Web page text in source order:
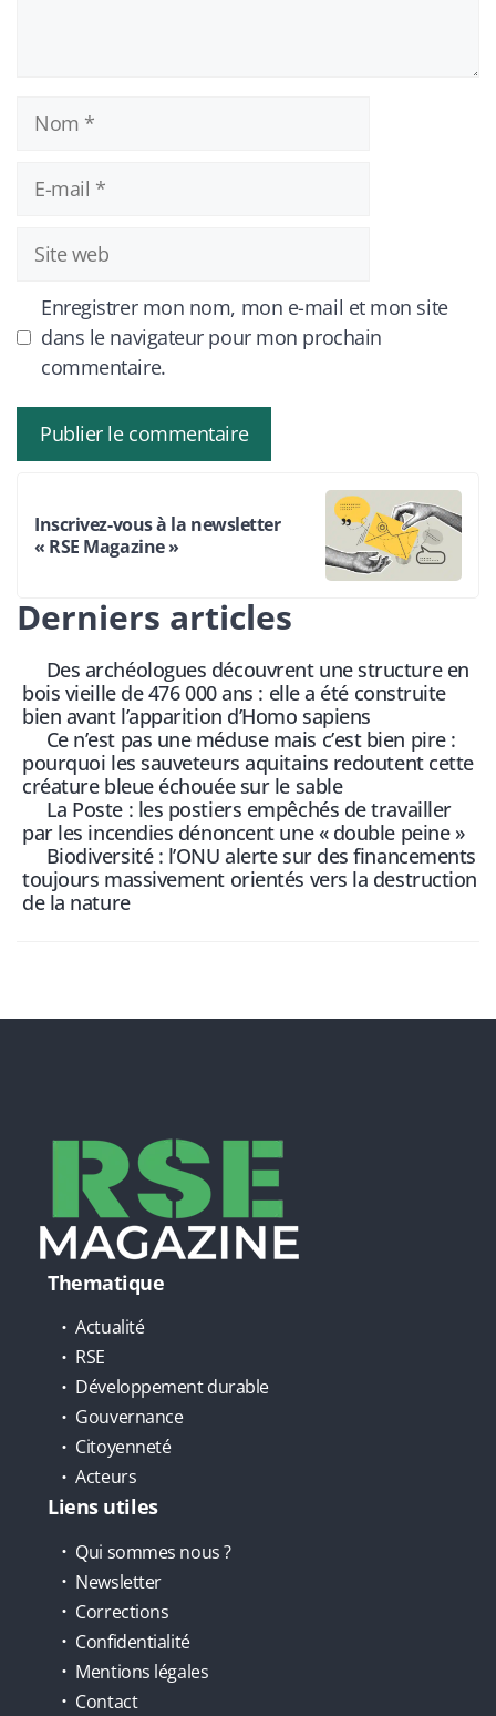
Nom
mail
Site
web
Enregistrer mon nom, mon e-mail et mon site
dans le navigateur pour mon prochain
commentaire.
Inscrivez-vous à la newsletter
« RSE Magazine »
Derniers articles
Des archéologues découvrent une structure en
bois vieille de 476 000 ans : elle a été construite
bien avant l’apparition d’Homo sapiens
Ce n’est pas une méduse mais c’est bien pire :
pourquoi les sauveteurs aquitains redoutent cette
créature bleue échouée sur le sable
La Poste : les postiers empêchés de travailler
par les incendies dénoncent une « double peine »
Biodiversité : l’ONU alerte sur des financements
toujours massivement orientés vers la destruction
de la nature
Thematique
Actualité
RSE
Développement durable
Gouvernance
Citoyenneté
Acteurs
Liens utiles
Qui sommes nous ?
Newsletter
Corrections
Confidentialité
Mentions légales
Contact